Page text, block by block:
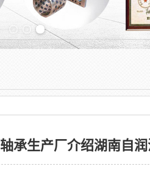
轴承生产厂介绍湖南自